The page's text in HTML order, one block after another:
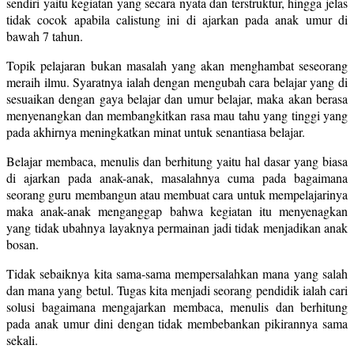
tidak cocok apabila calistung ini di ajarkan pada anak umur di
bawah 7 tahun.
Topik pelajaran bukan masalah yang akan menghambat seseorang
meraih ilmu. Syaratnya ialah dengan mengubah cara belajar yang di
sesuaikan dengan gaya belajar dan umur belajar, maka akan berasa
menyenangkan dan membangkitkan rasa mau tahu yang tinggi yang
pada akhirnya meningkatkan minat untuk senantiasa belajar.
Belajar membaca, menulis dan berhitung yaitu hal dasar yang biasa
di ajarkan pada anak-anak, masalahnya cuma pada bagaimana
seorang guru membangun atau membuat cara untuk mempelajarinya
maka anak-anak menganggap bahwa kegiatan itu menyenagkan
yang tidak ubahnya layaknya permainan jadi tidak menjadikan anak
bosan.
Tidak sebaiknya kita sama-sama mempersalahkan mana yang salah
dan mana yang betul. Tugas kita menjadi seorang pendidik ialah cari
solusi bagaimana mengajarkan membaca, menulis dan berhitung
pada anak umur dini dengan tidak membebankan pikirannya sama
sekali.